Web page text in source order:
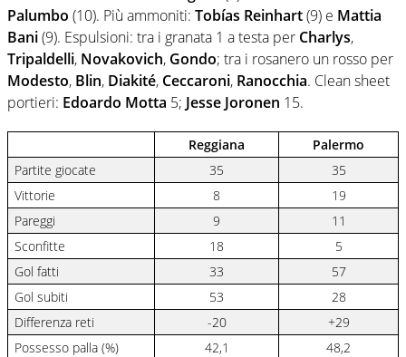
Palumbo (10). Più ammoniti: Tobías Reinhart(9) e Mattia
Bani(9). Espulsioni: tra i granata 1 a testa per Charlys,
Tripaldelli, Novakovich, Gondo; tra i rosanero un rosso per
Modesto, Blin, Diakité, Ceccaroni, Ranocchia. Clean sheet
portieri: Edoardo Motta 5; Jesse Joronen 15.
Reggiana
Palermo
Partite giocate
35
35
Vittorie
8
19
Pareggi
9
11
Sconfitte
18
5
Gol fatti
33
57
Gol subiti
53
28
Differenza reti
-20
+29
Possesso palla (%)
42,1
48,2